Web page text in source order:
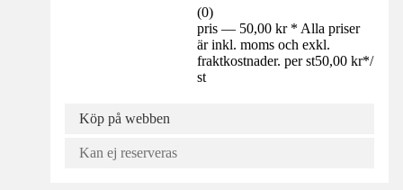
(0)
pris — 50,00 kr * Alla priser
är inkl. moms och exkl.
fraktkostnader. per st50,00 kr*/
st
Köp på webben
Kan ej reserveras